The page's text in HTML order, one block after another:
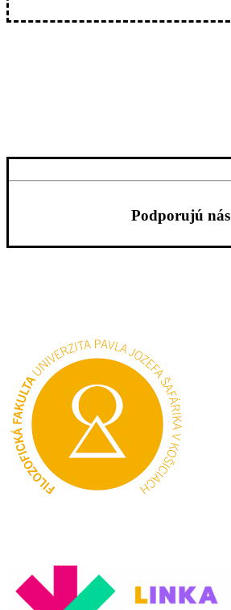
Podporujú nás